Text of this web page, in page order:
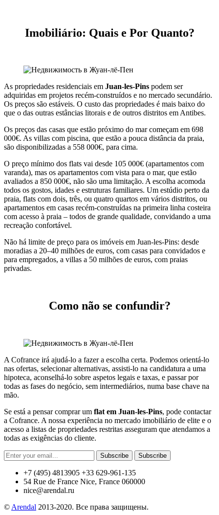
Imobiliário: Quais e Por Quanto?
As propriedades residenciais em Juan-les-Pins podem ser
adquiridas em projetos recém-construídos e no mercado secundário.
Os preços são estáveis. O custo das propriedades é mais baixo do
que o das outras estâncias litorais e de outros distritos em Antibes.
Os preços das casas que estão próximo do mar começam em 698
000€. As villas com piscina, que estão a pouca distância da praia,
são disponibilizadas a 558 000€, para cima.
O preço mínimo dos flats vai desde 105 000€ (apartamentos com
varanda), mas os apartamentos com vista para o mar, que estão
avaliados a 850 000€, não são uma limitação. A escolha acomoda
todos os gostos, idades e estruturas familiares. Um estúdio perto da
praia, flats com dois, três, ou quatro quartos em vários distritos, ou
apartamentos em casas recém-construídas na primeira linha costeira
com acesso à praia – todos de grande qualidade, convidando a uma
recreação confortável.
Não há limite de preço para os imóveis em Juan-les-Pins: desde
moradias a 20–40 milhões de euros, com casas para convidados e
para empregados, a villas a 50 milhões de euros, com praias
privadas.
Como não se confundir?
A Cofrance irá ajudá-lo a fazer a escolha certa. Podemos orientá-lo
nas ofertas, selecionar alternativas, assisti-lo na candidatura a uma
hipoteca, aconselhá-lo sobre aspetos legais e taxas, e passar por
todas as fases do negócio, sem intermediários, numa base chave na
mão.
Se está a pensar comprar um flat em Juan-les-Pins, pode contactar
a Cofrance. A nossa experiência no mercado imobiliário de elite e o
acesso a listas de propriedades restritas asseguram que atendamos a
todas as exigências do cliente.
Subscribe Subscribe
+7 (495) 4813905 +33 629-961-135
54 Rue de France Nice, France 060000
nice@arendal.ru
© Arendal 2013-2020. Все права защищены.